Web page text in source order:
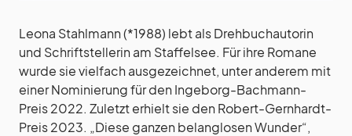
Leona Stahlmann (*1988) lebt als Drehbuchautorin
und Schriftstellerin am Staffelsee. Für ihre Romane
wurde sie vielfach ausgezeichnet, unter anderem mit
einer Nominierung für den Ingeborg-Bachmann-
Preis 2022. Zuletzt erhielt sie den Robert-Gernhardt-
Preis 2023. „Diese ganzen belanglosen Wunder“,